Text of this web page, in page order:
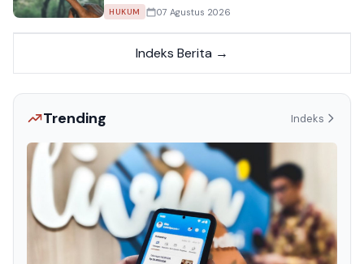
HUKUM 07 Agustus 2026
Indeks Berita →
Trending Indeks